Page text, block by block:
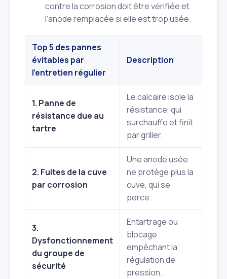
contre la corrosion doit être vérifiée et
l'anode remplacée si elle est trop usée.
Top 5 des pannes
évitables par
l'entretien régulier
Description
1. Panne de
résistance due au
tartre
Le calcaire isole la
résistance, qui
surchauffe et finit
par griller.
2. Fuites de la cuve
par corrosion
Une anode usée
ne protège plus la
cuve, qui se
perce.
3.
Dysfonctionnement
du groupe de
sécurité
Entartrage ou
blocage
empêchant la
régulation de
pression.